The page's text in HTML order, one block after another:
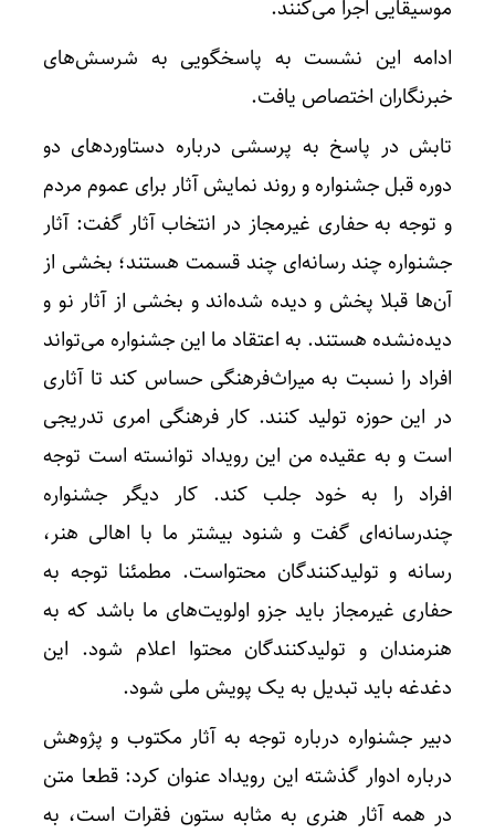
موسیقایی اجرا می‌کنند.
ادامه این نشست به پاسخگویی به شرسش‌های
خبرنگاران اختصاص یافت.
تابش در پاسخ به پرسشی درباره دستاوردهای دو
دوره قبل جشنواره و روند نمایش آثار برای عموم مردم
و توجه به حفاری غیرمجاز در انتخاب آثار گفت: آثار
جشنواره چند رسانه‌ای چند قسمت هستند؛ بخشی از
آن‌ها قبلا پخش و دیده شده‌اند و بخشی از آثار نو و
دیده‌نشده هستند. به اعتقاد ما این جشنواره می‌تواند
افراد را نسبت به میراث‌فرهنگی حساس کند تا آثاری
در این حوزه تولید کنند. کار فرهنگی امری تدریجی
است و به عقیده من این رویداد توانسته است توجه
افراد را به خود جلب کند. کار دیگر جشنواره
چندرسانه‌ای گفت و شنود بیشتر ما با اهالی هنر،
رسانه و تولیدکنندگان محتواست. مطمئنا توجه به
حفاری غیرمجاز باید جزو اولویت‌های ما باشد که به
هنرمندان و تولیدکنندگان محتوا اعلام شود. این
دغدغه باید تبدیل به یک پویش ملی شود.
دبیر جشنواره درباره توجه به آثار مکتوب و پژوهش
درباره ادوار گذشته این رویداد عنوان کرد: قطعا متن
در همه آثار هنری به مثابه ستون فقرات است، به